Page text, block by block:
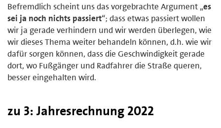
Befremdlich scheint uns das vorgebrachte Argument „es
sei ja noch nichts passiert“; dass etwas passiert wollen
wir ja gerade verhindern und wir werden überlegen, wie
wir dieses Thema weiter behandeln können, d.h. wie wir
dafür sorgen können, dass die Geschwindigkeit gerade
dort, wo Fußgänger und Radfahrer die Straße queren,
besser eingehalten wird.
zu 3: Jahresrechnung 2022